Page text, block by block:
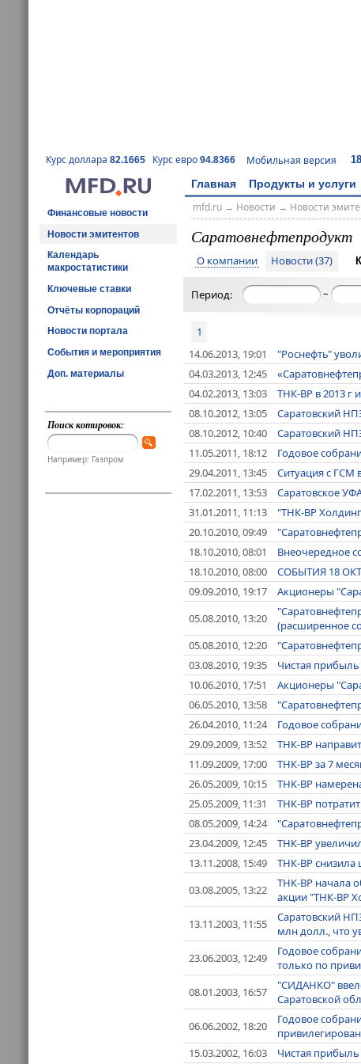
Курс доллара 82.1665 Курс евро 94.8366 Мобильная версия
Главная Продукты и услуги
Финансовые новости
Новости эмитентов
Календарь
макростатистики
Ключевые ставки
Отчёты корпораций
Новости портала
События и мероприятия
Доп. материалы
Поиск котировок:
Например: Газпром
mfd.ru→ Новости → Новости
Саратовнефтепродукт
О компании Новости (37)
Период: –
1
14.06.2013, 19:01
"Роснефть"
04.03.2013, 12:45
04.02.2013, 13:03
ТНК-ВР в 2013 г
08.10.2012, 13:05
Саратовский
08.10.2012, 10:40
Саратовский
11.05.2011, 18:12
Годовое
29.04.2011, 13:45
Ситуация с ГСМ
17.02.2011, 13:53
Саратовское
31.01.2011, 11:13
"ТНК-ВР
20.10.2010, 09:49
18.10.2010, 08:01
Внеочередное
18.10.2010, 08:00
СОБЫТИЯ 18
09.09.2010, 19:17
Акционеры
05.08.2010, 13:20
(расширенное
05.08.2010, 12:20
03.08.2010, 19:35
Чистая прибыль
10.06.2010, 17:51
Акционеры
06.05.2010, 13:58
26.04.2010, 11:24
Годовое
29.09.2009, 13:52
ТНК-BP
11.09.2009, 17:00
ТНК-ВР за 7
26.05.2009, 10:15
ТНК-BP
25.05.2009, 11:31
ТНК-BP
08.05.2009, 14:24
23.04.2009, 12:45
ТНК-BP
13.11.2008, 15:49
ТНК-BP снизила
03.08.2005, 13:22
ТНК-ВР начала
акции "ТНК-ВР
13.11.2003, 11:55
Саратовский
млн долл., что
23.06.2003, 12:49
Годовое
только по
08.01.2003, 16:57
"СИДАНКО"
Саратовской
06.06.2002, 18:20
Годовое
15.03.2002, 16:03
Чистая